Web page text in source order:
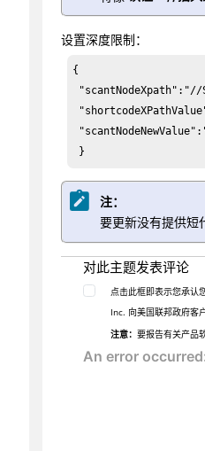
设置深度限制：
{
}
注：
要更新没有提供
对此主题发表评论
点击此框即表示您承认
Inc. 向美国联邦政府客
注意：要报告有关产品